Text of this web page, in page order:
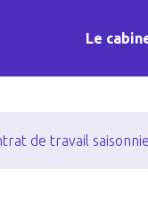
Le
de travail